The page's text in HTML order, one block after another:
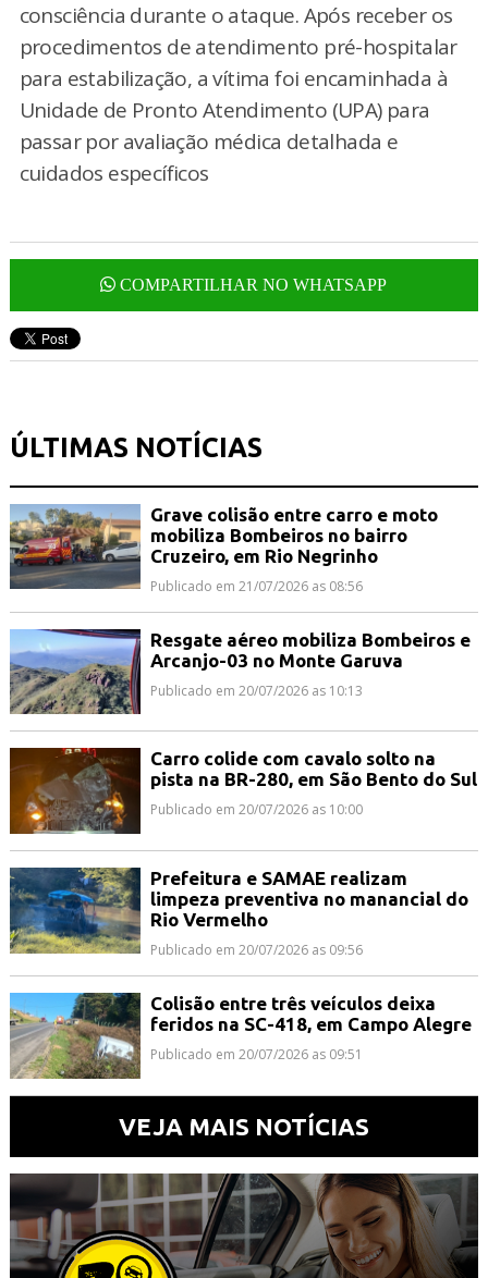
consciência durante o ataque. Após receber os
procedimentos de atendimento pré-hospitalar
para estabilização, a vítima foi encaminhada à
Unidade de Pronto Atendimento (UPA) para
passar por avaliação médica detalhada e
cuidados específicos
COMPARTILHAR NO WHATSAPP
ÚLTIMAS NOTÍCIAS
Grave colisão entre carro e moto
mobiliza Bombeiros no bairro
Cruzeiro, em Rio Negrinho
Publicado em 21/07/2026 as 08:56
Resgate aéreo mobiliza Bombeiros e
Arcanjo-03 no Monte Garuva
Publicado em 20/07/2026 as 10:13
Carro colide com cavalo solto na
pista na BR-280, em São Bento do Sul
Publicado em 20/07/2026 as 10:00
Prefeitura e SAMAE realizam
limpeza preventiva no manancial do
Rio Vermelho
Publicado em 20/07/2026 as 09:56
Colisão entre três veículos deixa
feridos na SC-418, em Campo Alegre
Publicado em 20/07/2026 as 09:51
VEJA MAIS NOTÍCIAS